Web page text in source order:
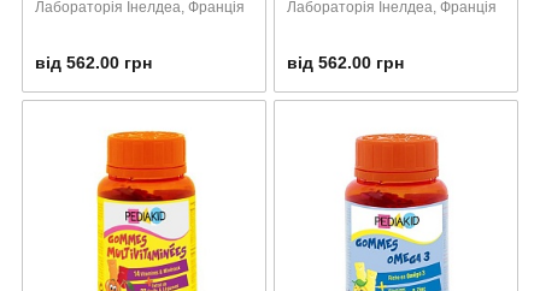
Лабораторія Інелдеа, Франція
від 562.00 грн
Лабораторія Інелдеа, Франція
від 562.00 грн